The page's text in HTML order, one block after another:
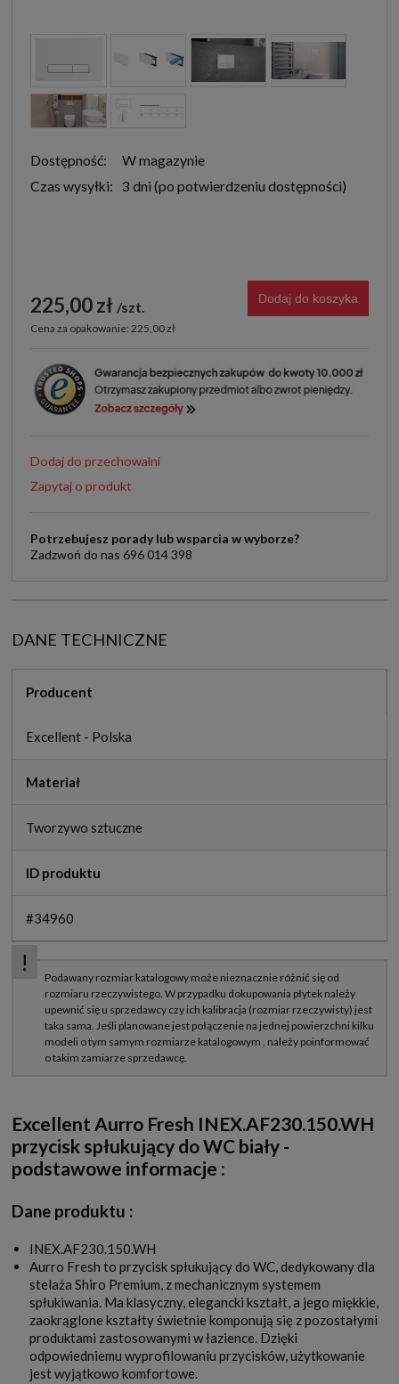
Dostępność:
W magazynie
Czas wysyłki: 3 dni
225,00 zł szt.
Cena za opakowanie: 225,00 zł
Dodaj do koszyka
Dodaj do przechowalni
Zapytaj o produkt
Potrzebujesz porady lub wsparcia w wyborze?
Zadzwoń do nas 696 014 398
DANE TECHNICZNE
Producent
Excellent - Polska
Materiał
Tworzywo sztuczne
ID produktu
#34960
Excellent Aurro Fresh INEX.AF230.150.WH
przycisk spłukujący do WC biały -
podstawowe informacje :
Dane produktu :
INEX.AF230.150.WH
Aurro Fresh to przycisk spłukujący do WC, dedykowany dla
stelaża Shiro Premium, z mechanicznym systemem
spłukiwania. Ma klasyczny, elegancki kształt, a jego miękkie,
zaokrąglone kształty świetnie komponują się z pozostałymi
produktami zastosowanymi w łazience. Dzięki
odpowiedniemu wyprofilowaniu przycisków, użytkowanie
jest wyjątkowo komfortowe.